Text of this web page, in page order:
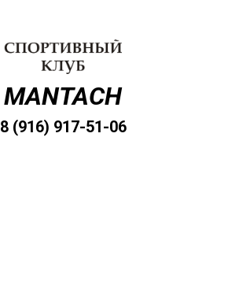
MANTACH
8 (916) 917-51-06